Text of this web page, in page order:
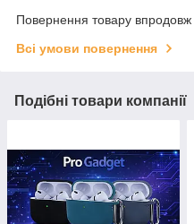
Повернення товару впродовж
Всі умови повернення
Подібні товари компанії